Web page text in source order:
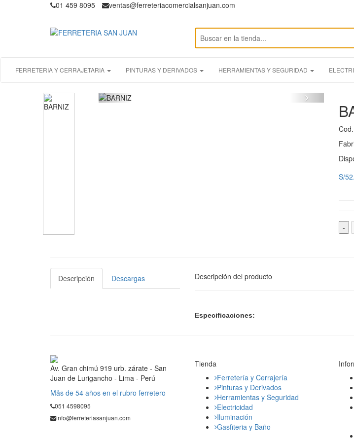
01 459 8095 ventas@ferreteriacomercialsanjuan.com
FERRETERIA Y CERRAJETARIA PINTURAS Y DERIVADOS HERRAMIENTAS Y SEGURIDAD
S/
-
Descripción Descargas Descripción del producto
Especificaciones:
Av. Gran chimú 919 urb. zárate - San
Juan de Lurigancho - Lima - Perú
Mås de 54 años en el rubro ferretero
051 4598095
info@ferreteriasanjuan.com
Tienda
Ferretería y Cerrajería
Pinturas y Derivados
Herramientas y Seguridad
Electricidad
Iluminación
Gasfiteria y Baño